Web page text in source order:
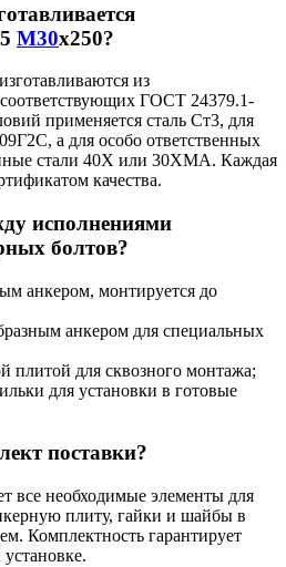
М30х250?
из
ГОСТ 24379.1-
применяется сталь Ст3, для
а для особо ответственных
стали 40Х или 30ХМА. Каждая
качества.
исполнениями
болтов?
анкером, монтируется до
анкером для специальных
плитой для сквозного монтажа;
для установки в готовые
поставки?
все необходимые элементы для
плиту, гайки и шайбы в
Комплектность гарантирует